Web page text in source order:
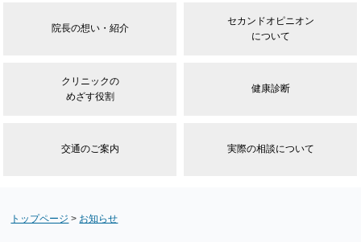
院長の想い・紹介
セカンドオピニオン
について
クリニックの
めざす役割
健康診断
交通のご案内 実際の相談について
トップページ > お知らせ